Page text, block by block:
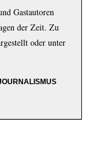
Gastautoren
der Zeit. Zu
oder unter